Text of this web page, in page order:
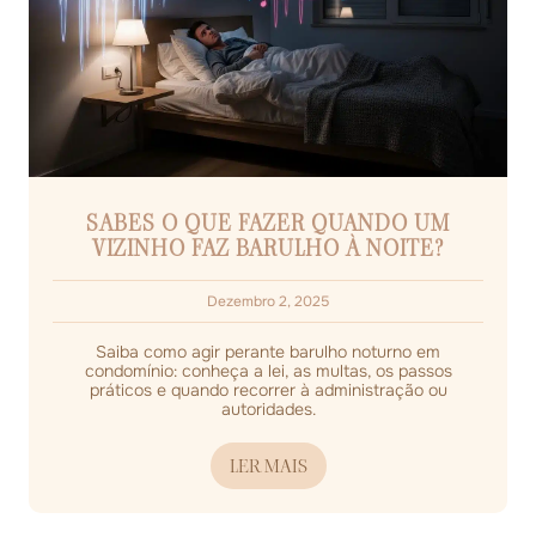
SABES O QUE FAZER QUANDO UM
VIZINHO FAZ BARULHO À NOITE?
Dezembro 2, 2025
Saiba como agir perante barulho noturno em
condomínio: conheça a lei, as multas, os passos
práticos e quando recorrer à administração ou
autoridades.
LER MAIS